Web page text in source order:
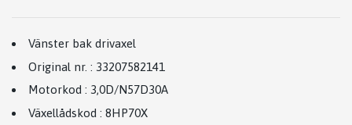
Vänster bak drivaxel
Original nr. : 33207582141
Motorkod : 3,0D/N57D30A
Växellådskod : 8HP70X